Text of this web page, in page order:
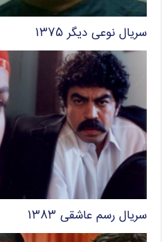
سریال نوعی دیگر ۱۳۷۵
سریال رسم عاشقی ۱۳۸۳